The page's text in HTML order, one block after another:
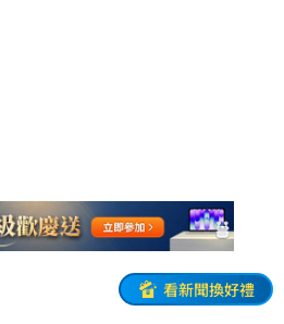
看新聞換好禮